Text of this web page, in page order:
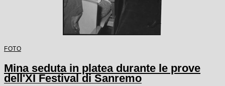
FOTO
Mina seduta in platea durante le prove
dell'XI Festival di Sanremo